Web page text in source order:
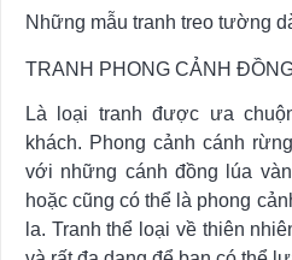
Những mẫu tranh treo tường
TRANH PHONG CẢNH
Là loại tranh được ưa
khách. Phong cảnh cánh
với những cánh đồng lúa
hoặc cũng có thể là phong
la. Tranh thể loại về thiên